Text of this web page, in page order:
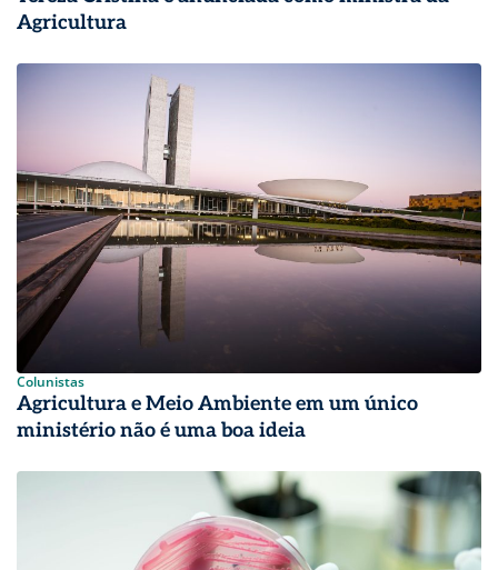
Agricultura
Colunistas
Agricultura e Meio Ambiente em um único
ministério não é uma boa ideia